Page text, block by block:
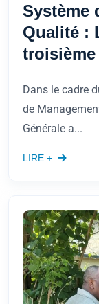
Système
Qualité :
troisième
Dans le cadre
de
Générale a...
LIRE +